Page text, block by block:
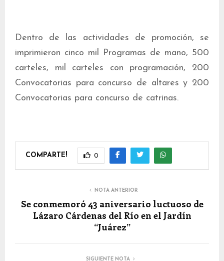
Dentro de las actividades de promoción, se
imprimieron cinco mil Programas de mano, 500
carteles, mil carteles con programación, 200
Convocatorias para concurso de altares y 200
Convocatorias para concurso de catrinas.
COMPARTE! 0
NOTA ANTERIOR
Se conmemoró 43 aniversario luctuoso de
Lázaro Cárdenas del Río en el Jardín
“Juárez”
SIGUIENTE NOTA